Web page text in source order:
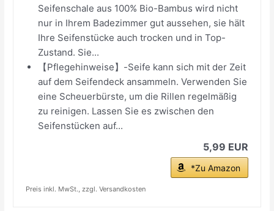
Seifenschale aus 100% Bio-Bambus wird nicht
nur in Ihrem Badezimmer gut aussehen, sie hält
Ihre Seifenstücke auch trocken und in Top-
Zustand. Sie...
【Pflegehinweise】-Seife kann sich mit der Zeit
auf dem Seifendeck ansammeln. Verwenden Sie
eine Scheuerbürste, um die Rillen regelmäßig
zu reinigen. Lassen Sie es zwischen den
Seifenstücken auf...
5,99 EUR
*Zu Amazon
Preis inkl. MwSt., zzgl. Versandkosten